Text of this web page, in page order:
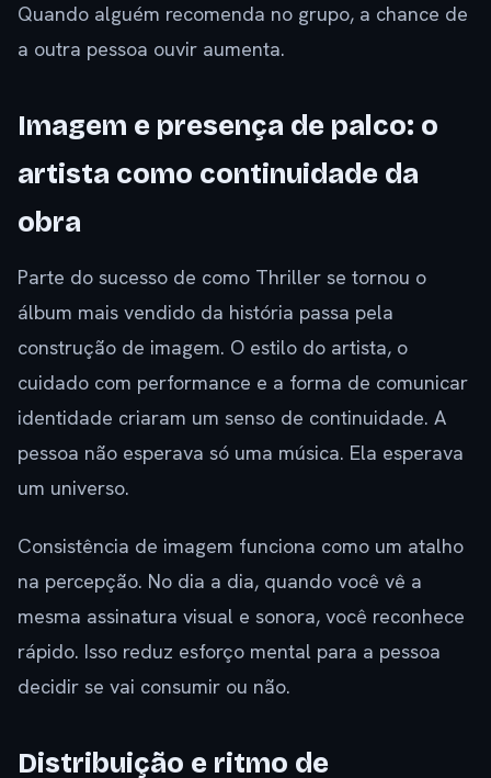
Quando alguém recomenda no grupo, a chance de
a outra pessoa ouvir aumenta.
Imagem e presença de palco: o
artista como continuidade da
obra
Parte do sucesso de como Thriller se tornou o
álbum mais vendido da história passa pela
construção de imagem. O estilo do artista, o
cuidado com performance e a forma de comunicar
identidade criaram um senso de continuidade. A
pessoa não esperava só uma música. Ela esperava
um universo.
Consistência de imagem funciona como um atalho
na percepção. No dia a dia, quando você vê a
mesma assinatura visual e sonora, você reconhece
rápido. Isso reduz esforço mental para a pessoa
decidir se vai consumir ou não.
Distribuição e ritmo de